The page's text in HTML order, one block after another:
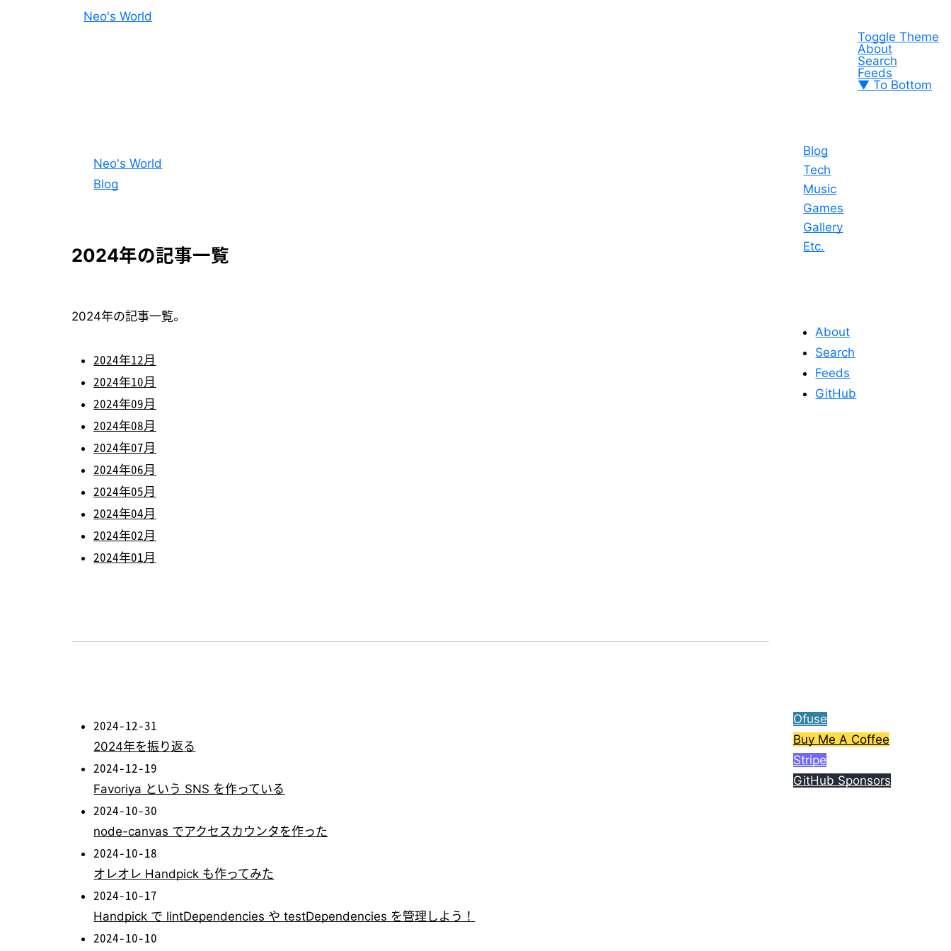
Neo's World
Toggle Theme
About
Search
Feeds
▼ To Bottom
Blog
Tech
Music
Games
Gallery
Etc.
Neo's World
Blog
2024年の記事一覧
2024年の記事一覧。
2024年12月
2024年10月
2024年09月
2024年08月
2024年07月
2024年06月
2024年05月
2024年04月
2024年02月
2024年01月
2024-12-31
2024年を振り返る
2024-12-19
Favoriya という SNS を作っている
2024-10-30
node-canvas でアクセスカウンタを作った
2024-10-18
オレオレ Handpick も作ってみた
2024-10-17
Handpick で lintDependencies や testDependencies を管理しよう！
2024-10-10
Ofuse
Buy Me A Coffee
Stripe
GitHub Sponsors
About
Search
Feeds
GitHub